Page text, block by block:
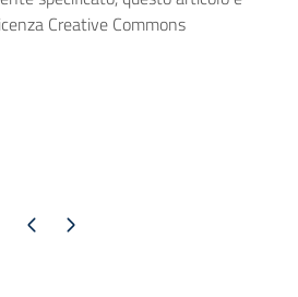
Creative Commons
precedente
Pagina successiva